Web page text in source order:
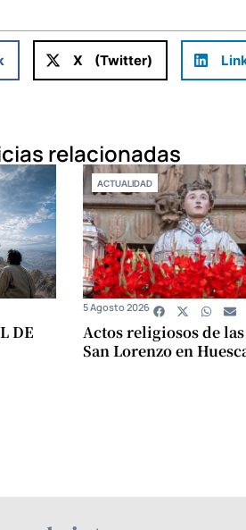
X (Twitter)
relacionadas
DE
ACTUALIDAD
Actos religiosos de
San Lorenzo en
5 Agosto 2026